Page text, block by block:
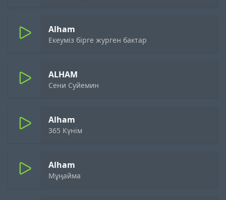
Alham
Екеумiз бiрге журген бактар
ALHAM
Сени Суйемин
Alham
365 Күнім
Alham
Мұңайма